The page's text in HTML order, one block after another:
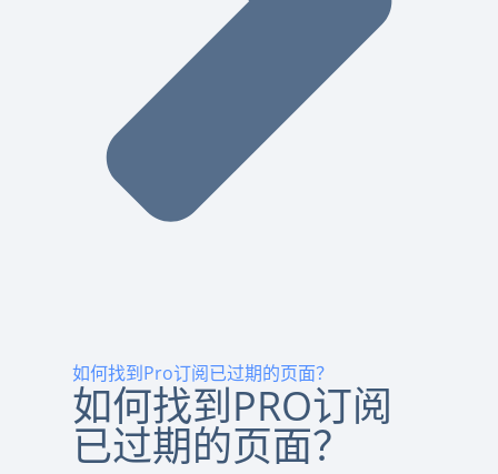
如何找到Pro订阅已过期的页面？
如何找到PRO订阅
已过期的页面？